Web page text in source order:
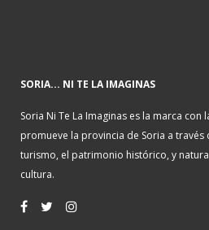
SORIA... NI TE LA IMAGINAS
Soria Ni Te La Imaginas es la marca con
promueve la provincia de Soria a través
turismo, el patrimonio histórico, y
cultura.